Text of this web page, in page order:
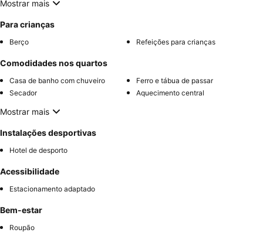
Mostrar mais
Para crianças
Berço Refeições para crianças
Comodidades nos quartos
Casa de banho com chuveiro
Ferro e tábua de passar
Secador
Aquecimento central
Mostrar mais
Instalações desportivas
Hotel de desporto
Acessibilidade
Estacionamento adaptado
Bem-estar
Roupão